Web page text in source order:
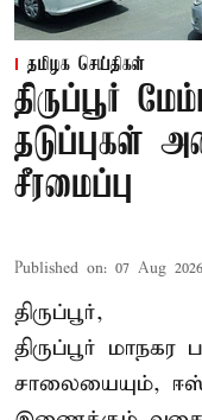
தமிழக செய்திகள்
திருப்பூர்
தடுப்புகள்
சீரமைப்பு
Published on: 07 Aug
திருப்பூர்,
திருப்பூர் மாநகர
சாலையையும்,